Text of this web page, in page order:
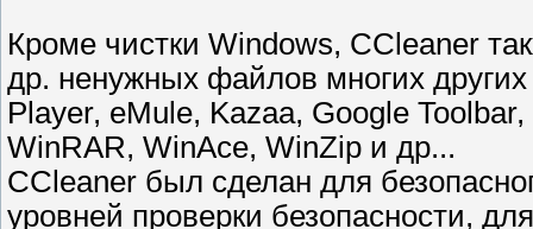
Кроме чистки Windows, CCleaner
др. ненужных файлов многих
Player, eMule, Kazaa, Google
WinRAR, WinAce, WinZip и др...
CCleaner был сделан для
уровней проверки безопасности,